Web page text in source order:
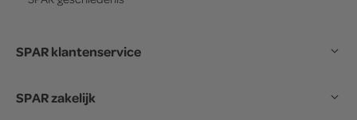
SPAR klantenservice
SPAR zakelijk